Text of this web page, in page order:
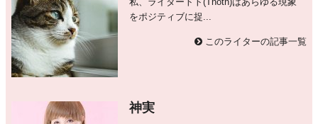
をポジティブに捉...
このライターの記事一覧
神実